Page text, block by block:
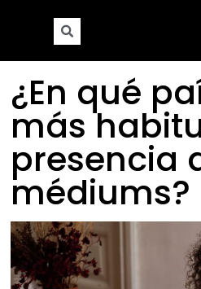
¿En qué
más
presencia
médiums?